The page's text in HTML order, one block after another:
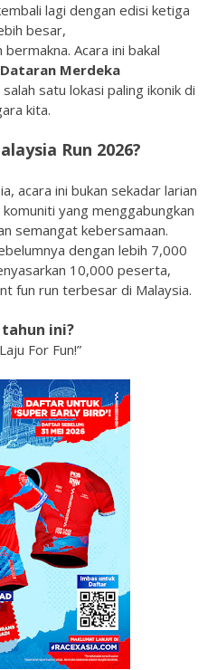
lagi dengan edisi ketiga
besar,
Acara ini bakal
Dataran Merdeka
salah satu lokasi paling ikonik di
kita.
Run 2026?
acara ini bukan sekadar larian
yang menggabungkan
semangat kebersamaan.
dengan lebih 7,000
10,000 peserta,
fun run terbesar di Malaysia.
ini?
For Fun!”